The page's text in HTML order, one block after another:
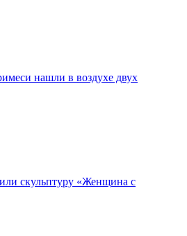
нашли в воздухе двух
скульптуру «Женщина с